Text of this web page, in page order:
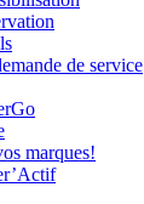
de service
marques!